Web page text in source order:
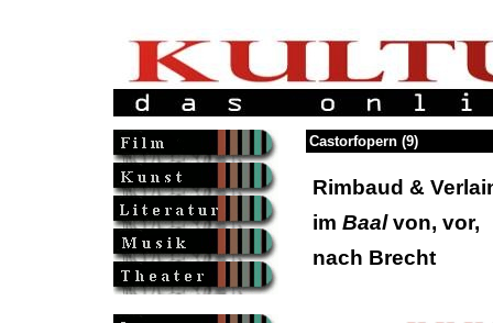
Castorfopern (9)
Rimbaud &
im Baalvon, vor,
nach Brecht